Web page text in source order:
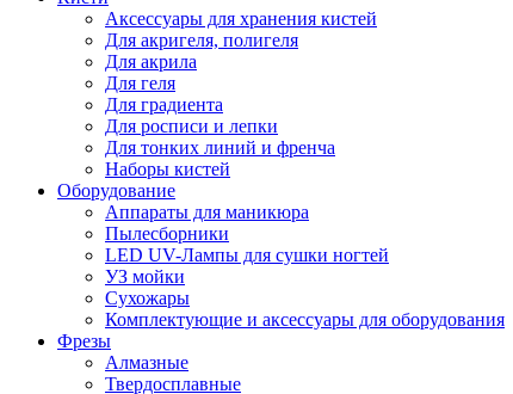
Аксессуары для хранения кистей
Для акригеля, полигеля
Для акрила
Для геля
Для градиента
Для росписи и лепки
Для тонких линий и френча
Наборы кистей
Оборудование
Аппараты для маникюра
Пылесборники
LED UV-Лампы для сушки ногтей
УЗ мойки
Сухожары
Комплектующие и аксессуары для оборудования
Фрезы
Алмазные
Твердосплавные